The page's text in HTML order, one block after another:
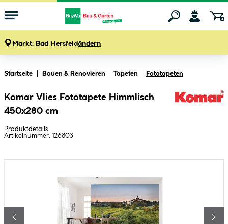
Markt: Bad Hersfeldändern
Startseite Bauen & Renovieren Tapeten Fototapeten
Komar Vlies Fototapete Himmlisch
450x280 cm
Produktdetails
Artikelnummer: 126803